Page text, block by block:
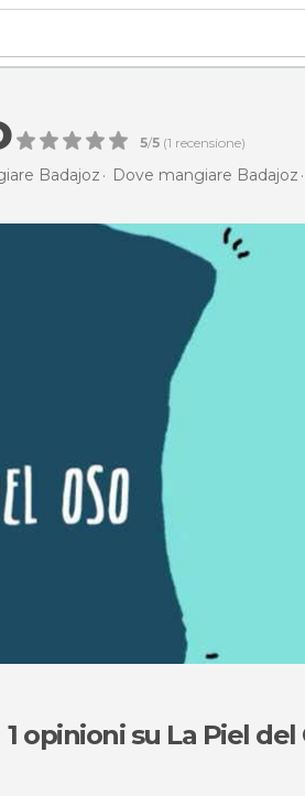
5/5 (1 recensione)
Badajoz Dove mangiare Badajoz
1 opinioni su La Piel del